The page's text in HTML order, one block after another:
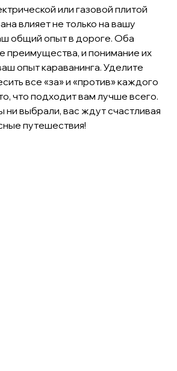
или газовой плитой
влияет не только на вашу
общий опыт в дороге. Оба
преимущества, и понимание их
опыт караванинга. Уделите
все «за» и «против» каждого
что подходит вам лучше всего.
ни выбрали, вас ждут счастливая
путешествия!